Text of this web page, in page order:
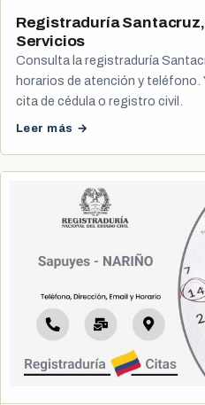
Registraduría
Servicios
Consulta la registraduría
horarios de atención y teléfono.
cita de cédula o registro civil.
Leer más →